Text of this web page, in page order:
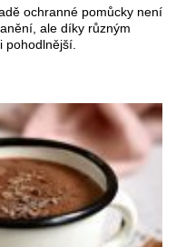
ochranné pomůcky není
ale díky různým
pohodlnější.